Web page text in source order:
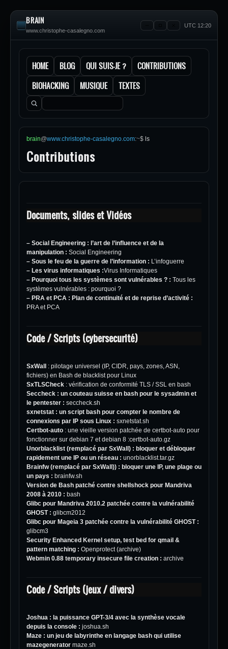
BRAIN
www.christophe-casalegno.com
UTC 12:20
HOME BLOG QUI SUIS-JE ?
CONTRIBUTIONS
BIOHACKING
MUSIQUE TEXTES
Rechercher :
brain@www.christophe-casalegno.com:~$ ls
Contributions
Documents, slides et Vidéos
– Social Engineering : l’art de l’influence et de la
manipulation : Social Engineering
– Sous le feu de la guerre de l’information : L’infoguerre
– Les virus informatiques :Virus Informatiques
– Pourquoi tous les systèmes sont vulnérables ? : Tous les
systèmes vulnérables : pourquoi ?
– PRA et PCA : Plan de continuité et de reprise d’activité :
PRA et PCA
Code / Scripts (cybersecurité)
SxWall
: pilotage universel (IP, CIDR, pays, zones, ASN,
fichiers) en Bash de blacklist pour Linux
SxTLSCheck : vérification de conformité TLS / SSL en bash
Seccheck : un couteau suisse en bash pour le sysadmin et
le pentester : seccheck.sh
sxnetstat : un script bash pour compter le nombre de
connexions par IP sous Linux : sxnetstat.sh
Certbot-auto : une vieille version patchée de certbot-auto pour
fonctionner sur debian 7 et debian 8 :certbot-auto.gz
Unorblacklist (remplacé par SxWall ) : bloquer et débloquer
rapidement une IP ou un réseau : unorblacklist.tar.gz
Brainfw (remplacé par SxWall )) : bloquer une IP, une plage ou
un pays : brainfw.sh
Version de Bash patché contre shellshock pour Mandriva
2008 à 2010 : bash
Glibc pour Mandriva 2010.2 patchée contre la vulnérabilité
GHOST : glibcm2012
Glibc pour Mageia 3 patchée contre la vulnérabilité GHOST :
glibcm3
Security Enhanced Kernel setup, test bed for qmail &
pattern matching : Openprotect(archive)
Webmin 0.88 temporary insecure file creation : archive
Code / Scripts (jeux / divers)
Joshua : la puissance GPT-3/4 avec la synthèse vocale
depuis la console : joshua.sh
Maze : un jeu de labyrinthe en langage bash qui utilise
mazegenerator maze.sh